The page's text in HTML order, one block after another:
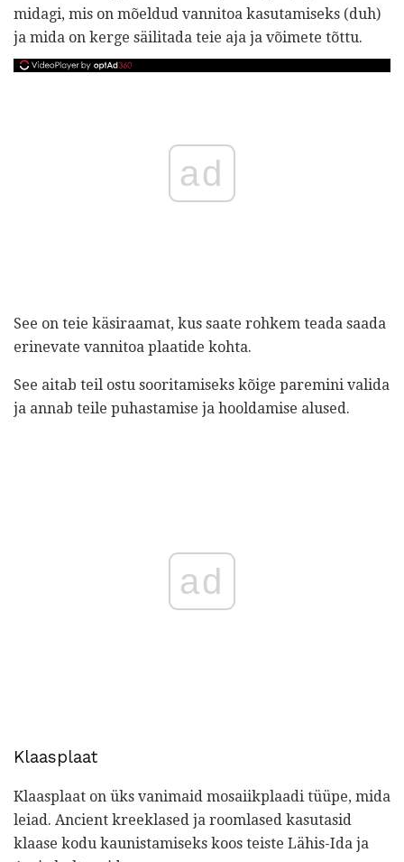
midagi, mis on mõeldud vannitoa kasutamiseks (duh)
ja mida on kerge säilitada teie aja ja võimete tõttu.
ad
See on teie käsiraamat, kus saate rohkem teada saada
erinevate vannitoa plaatide kohta.
See aitab teil ostu sooritamiseks kõige paremini valida
ja annab teile puhastamise ja hooldamise alused.
ad
Klaasplaat
Klaasplaat on üks vanimaid mosaiikplaadi tüüpe, mida
leiad. Ancient kreeklased ja roomlased kasutasid
klaase kodu kaunistamiseks koos teiste Lähis-Ida ja